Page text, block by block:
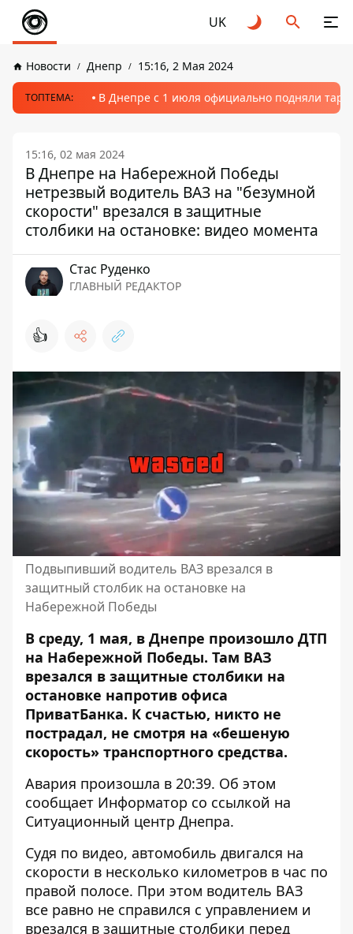
UK
Новости Днепр 15:16, 2 Мая 2024
ТОПТЕМА: В Днепре с 1 июля официально подняли
15:16, 02 мая 2024
В Днепре на Набережной Победы
нетрезвый водитель ВАЗ на "безумной
скорости" врезался в защитные
столбики на остановке: видео момента
Стаc Руденко
ГЛАВНЫЙ РЕДАКТОР
👍
Подвыпивший водитель ВАЗ врезался в
защитный столбик на остановке на
Набережной Победы
В среду, 1 мая, в Днепре произошло ДТП
на Набережной Победы. Там ВАЗ
врезался в защитные столбики на
остановке напротив офиса
ПриватБанка. К счастью, никто не
пострадал, не смотря на «бешеную
скорость» транспортного средства.
Авария произошла в 20:39. Об этом
сообщает Информатор со ссылкой на
Ситуационный центр Днепра.
Судя по видео, автомобиль двигался на
скорости в несколько километров в час по
правой полосе. При этом водитель ВАЗ
все равно не справился с управлением и
врезался в защитные столбики перед